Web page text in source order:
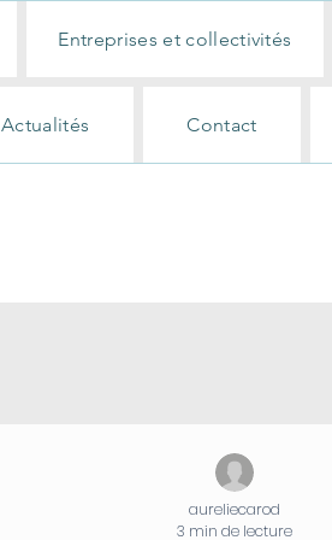
Entreprises et collectivités
Actualités Contact
aureliecarod
3 min de lecture